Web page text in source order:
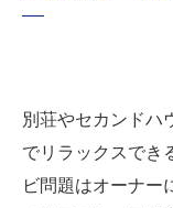
別荘やセカンドハ
でリラックスでき
ビ問題はオーナー